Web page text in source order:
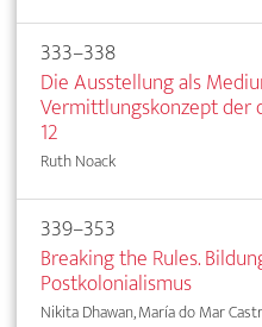
333–338
Die Ausstellung als
Vermittlungskonzept der
12
Ruth Noack
339–353
Breaking the Rules.
Postkolonialismus
Nikita Dhawan, María do Mar